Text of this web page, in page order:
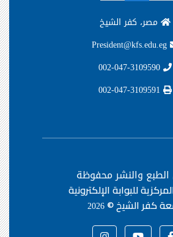
مصر، كفر الشيخ
والنشر محفوظة
للبوابة الإلكترونية
كفر الشيخ ©2026